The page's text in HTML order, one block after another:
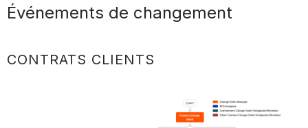
Événements de changement
CONTRATS CLIENTS